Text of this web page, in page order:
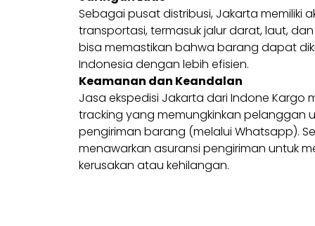
Sebagai pusat distribusi, Jakarta memiliki
transportasi, termasuk jalur darat, laut,
bisa memastikan bahwa barang dapat
Indonesia dengan lebih efisien.
Keamanan dan Keandalan
Jasa ekspedisi Jakarta dari Indone Kargo
tracking yang memungkinkan pelanggan
pengiriman barang (melalui Whatsapp).
menawarkan asuransi pengiriman untuk
kerusakan atau kehilangan.